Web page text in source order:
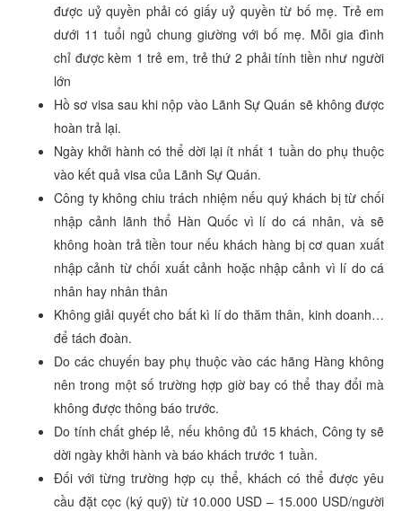
được uỷ quyền phải có giấy uỷ quyền từ bố mẹ. Trẻ em
dưới 11 tuổi ngủ chung giường với bố mẹ. Mỗi gia đình
chỉ được kèm 1 trẻ em, trẻ thứ 2 phải tính tiền như người
lớn
Hồ sơ visa sau khi nộp vào Lãnh Sự Quán sẽ không được
hoàn trả lại.
Ngày khởi hành có thể dời lại ít nhất 1 tuần do phụ thuộc
vào kết quả visa của Lãnh Sự Quán.
Công ty không chiu trách nhiệm nếu quý khách bị từ chối
nhập cảnh lãnh thổ Hàn Quốc vì lí do cá nhân, và sẽ
không hoàn trả tiền tour nếu khách hàng bị cơ quan xuất
nhập cảnh từ chối xuất cảnh hoặc nhập cảnh vì lí do cá
nhân hay nhân thân
Không giải quyết cho bất kì lí do thăm thân, kinh doanh…
để tách đoàn.
Do các chuyến bay phụ thuộc vào các hãng Hàng không
nên trong một số trường hợp giờ bay có thể thay đổi mà
không được thông báo trước.
Do tính chất ghép lẻ, nếu không đủ 15 khách, Công ty sẽ
dời ngày khởi hành và báo khách trước 1 tuần.
Đối với từng trường hợp cụ thể, khách có thể được yêu
cầu đặt cọc (ký quỹ) từ 10.000 USD – 15.000 USD/người